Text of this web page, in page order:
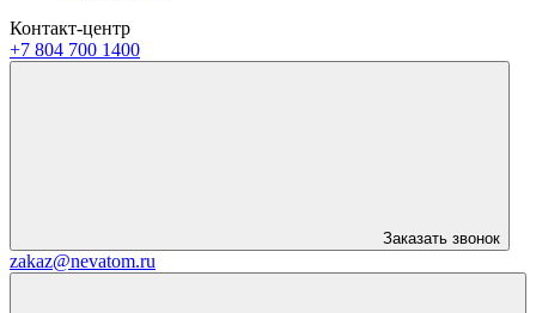
Контакт-центр
+7 804 700 1400
Заказать звонок
zakaz@nevatom.ru